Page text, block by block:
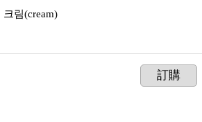
크림(cream)
訂購